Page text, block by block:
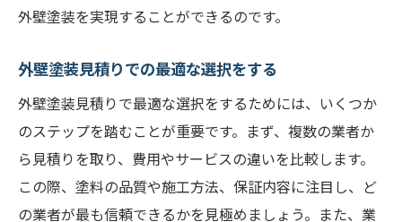
外壁塗装を実現することができるのです。
外壁塗装見積りでの最適な選択をする
外壁塗装見積りで最適な選択をするためには、いくつか
のステップを踏むことが重要です。まず、複数の業者か
ら見積りを取り、費用やサービスの違いを比較します。
この際、塗料の品質や施工方法、保証内容に注目し、ど
の業者が最も信頼できるかを見極めましょう。また、業